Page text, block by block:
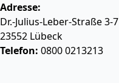
Adresse:
Dr.-Julius-Leber-Straße 3-7
23552 Lübeck
Telefon: 0800 0213213